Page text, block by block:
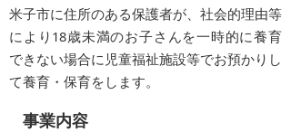
米子市に住所のある保護者が、社会的理由等
により18歳未満のお子さんを一時的に養育
でき ない場合に 児童福祉施設等でお預かりし
て養育・保育をします。
事業内容